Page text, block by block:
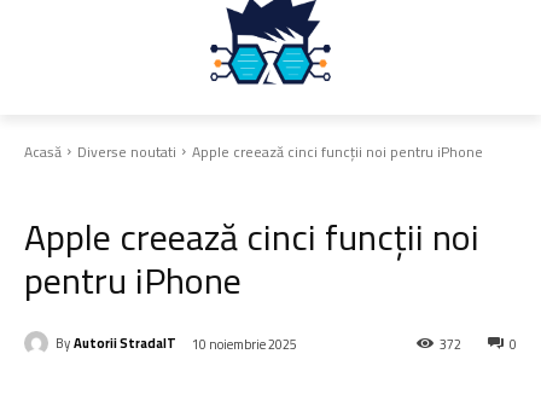
Acasă Diverse noutati Apple creează cinci funcții noi pentru iPhone
Apple creează cinci funcții noi
pentru iPhone
ByAutorii StradaIT 10 noiembrie 2025 0
372